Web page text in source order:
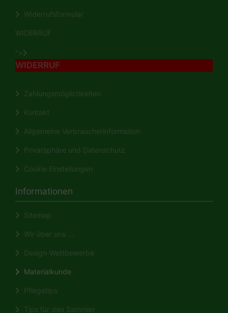
Widerrufsformular
WIDERRUF
">
WIDERRUF
Zahlungsmöglichkeiten
Kontakt
Allgemeine Verbraucherinformation
Privatsphäre und Datenschutz
Cookie Einstellungen
Informationen
Sitemap
Wir über uns ...
Design-Wettbewerbe
Materialkunde
Pflegetips
Tips für den Sammler